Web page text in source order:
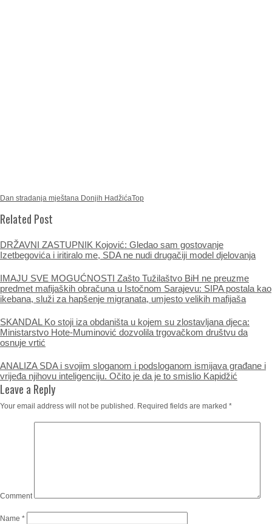
Dan stradanja mještana Donjih HadžićaTop
Related Post
DRŽAVNI ZASTUPNIK Kojović: Gledao sam gostovanje
Izetbegovića i iritiralo me, SDA ne nudi drugačiji model djelovanja
IMAJU SVE MOGUĆNOSTI Zašto Tužilaštvo BiH ne preuzme
predmet mafijaških obračuna u Istočnom Sarajevu: SIPA postala kao
ikebana, služi za hapšenje migranata, umjesto velikih mafijaša
SKANDAL Ko stoji iza obdaništa u kojem su zlostavljana djeca:
Ministarstvo Hote-Muminović dozvolila trgovačkom društvu da
osnuje vrtić
ANALIZA SDA i svojim sloganom i podsloganom ismijava građane i
vrijeđa njihovu inteligenciju. Očito je da je to smislio Kapidžić
Leave a Reply
Your email address will not be published. Required fields are marked *
Comment
Name *